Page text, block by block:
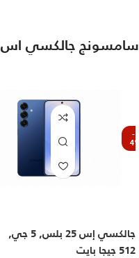
سامسونج جالكسي اس 25 بلس
-1
جالكسي إس 25 بلس, 5 جي,
512 جيجا بايت